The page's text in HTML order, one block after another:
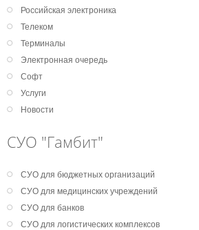
Российская электроника
Телеком
Терминалы
Электронная очередь
Софт
Услуги
Новости
СУО "Гамбит"
СУО для бюджетных организаций
СУО для медицинских учреждений
СУО для банков
СУО для логистических комплексов